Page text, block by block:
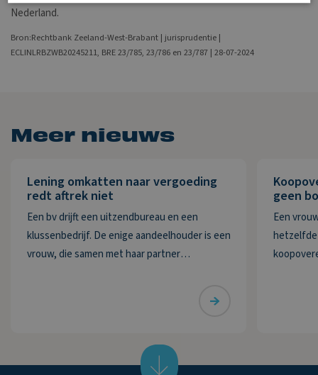
Nederland.
Bron:Rechtbank Zeeland-West-Brabant | jurisprudentie |
ECLINLRBZWB20245211, BRE 23/785, 23/786 en 23/787 | 28-07-2024
Meer nieuws
Lening omkatten naar vergoeding
redt aftrek niet
Een bv drijft een uitzendbureau en een
klussenbedrijf. De enige aandeelhouder is een
vrouw, die samen met haar partner
geen
Een
hetzelfde